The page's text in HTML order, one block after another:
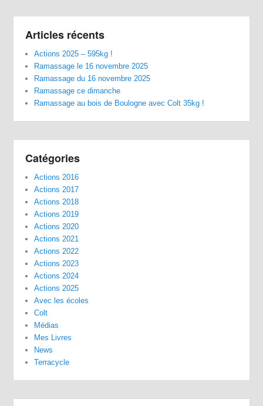
Articles récents
Actions 2025 – 595kg !
Ramassage le 16 novembre 2025
Ramassage du 16 novembre 2025
Ramassage ce dimanche
Ramassage au bois de Boulogne avec Colt 35kg !
Catégories
Actions 2016
Actions 2017
Actions 2018
Actions 2019
Actions 2020
Actions 2021
Actions 2022
Actions 2023
Actions 2024
Actions 2025
Avec les écoles
Colt
Médias
Mes Livres
News
Terracycle